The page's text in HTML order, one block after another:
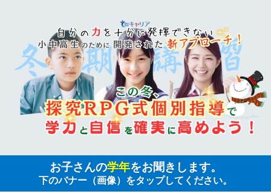
お子さんの学年をお聞きします。
下のバナー（画像）をタップしてください。